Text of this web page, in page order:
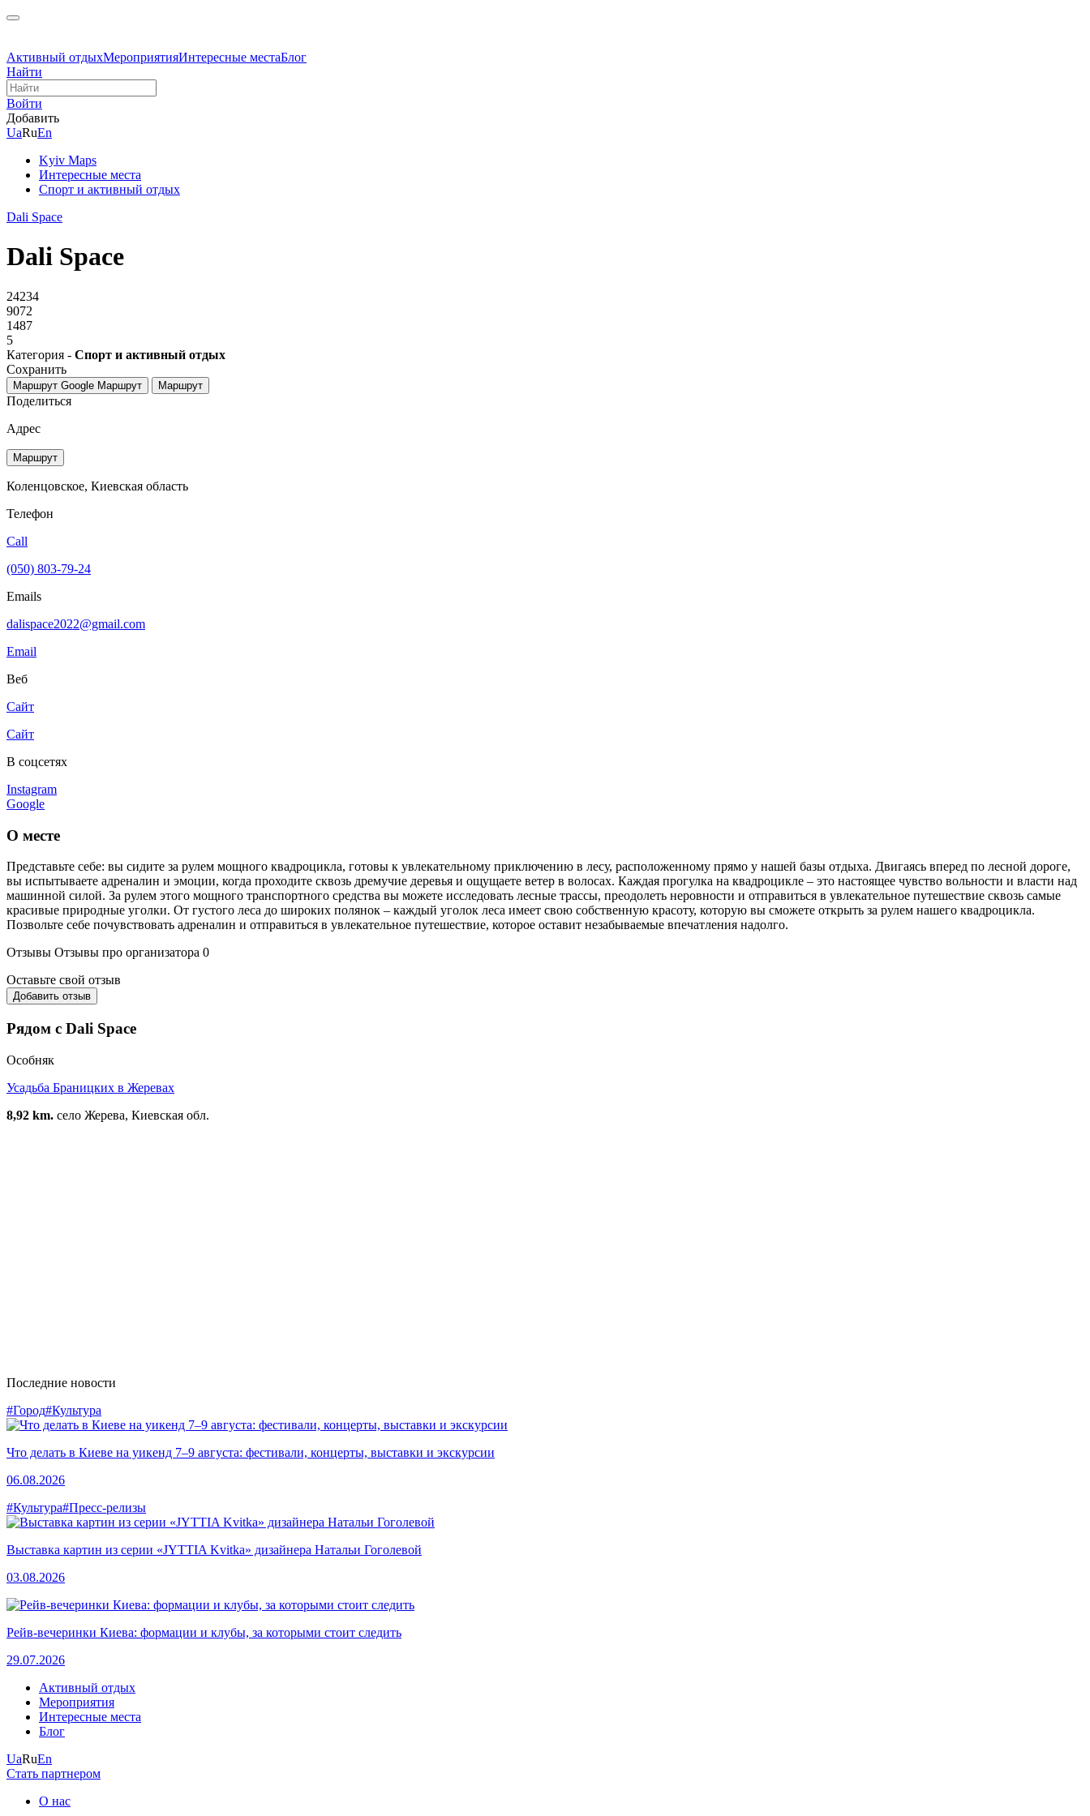
Активный отдыхМероприятияИнтересные местаБлог
Найти
Войти
Добавить
UaRuEn
Kyiv Maps
Интересные места
Спорт и активный отдых
Dali Space
Dali Space
24234
9072
1487
5
Категория - Спорт и активный отдых
Сохранить
Маршрут Google Маршрут Маршрут
Поделиться
Адрес
Маршрут
Коленцовское, Киевская область
Телефон
Call
(050) 803-79-24
Emails
dalispace2022@gmail.com
Email
Веб
Сайт
Сайт
В соцсетях
Instagram
Google
О месте
Представьте себе: вы сидите за рулем мощного квадроцикла, готовы к увлекательному приключению в лесу, расположенному прямо у нашей базы отдыха. Двигаясь вперед по лесной дороге,
вы испытываете адреналин и эмоции, когда проходите сквозь дремучие деревья и ощущаете ветер в волосах. Каждая прогулка на квадроцикле – это настоящее чувство вольности и власти над
машинной силой. За рулем этого мощного транспортного средства вы можете исследовать лесные трассы, преодолеть неровности и отправиться в увлекательное путешествие сквозь самые
красивые природные уголки. От густого леса до широких полянок – каждый уголок леса имеет свою собственную красоту, которую вы сможете открыть за рулем нашего квадроцикла.
Позвольте себе почувствовать адреналин и отправиться в увлекательное путешествие, которое оставит незабываемые впечатления надолго.
Отзывы Отзывы про организатора 0
Оставьте свой отзыв
Добавить отзыв
Рядом с Dali Space
Особняк
Усадьба Браницких в Жеревах
8,92 km. село Жерева, Киевская обл.
Последние новости
#Город#Культура
Что делать в Киеве на уикенд 7–9 августа: фестивали, концерты, выставки и экскурсии
06.08.2026
#Культура#Пресс-релизы
Выставка картин из серии «JYTTIA Kvitka» дизайнера Натальи Гоголевой
03.08.2026
Рейв-вечеринки Киева: формации и клубы, за которыми стоит следить
29.07.2026
Активный отдых
Мероприятия
Интересные места
Блог
UaRuEn
Стать партнером
О нас